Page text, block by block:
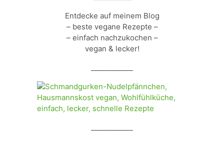
Entdecke auf meinem Blog
– beste vegane Rezepte –
– einfach nachzukochen –
vegan & lecker!